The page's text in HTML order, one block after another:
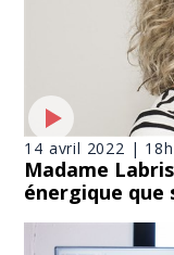
14 avril 2022 |
Madame
énergique que